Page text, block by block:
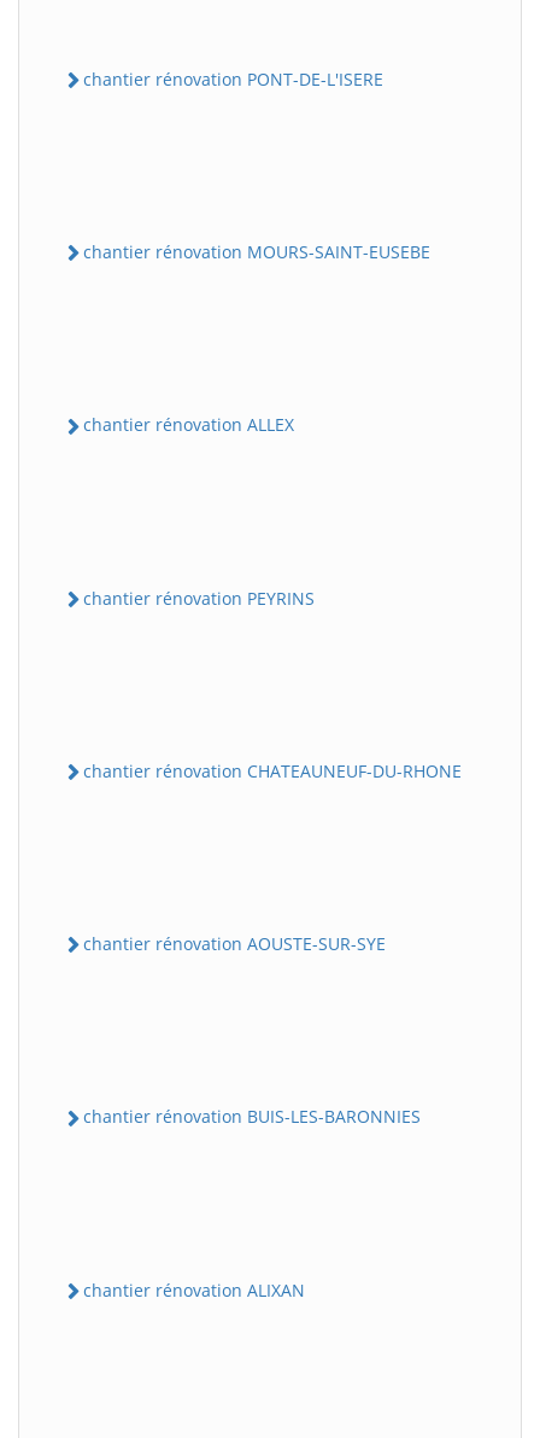
chantier rénovation PONT-DE-L'ISERE
chantier rénovation MOURS-SAINT-EUSEBE
chantier rénovation ALLEX
chantier rénovation PEYRINS
chantier rénovation CHATEAUNEUF-DU-RHONE
chantier rénovation AOUSTE-SUR-SYE
chantier rénovation BUIS-LES-BARONNIES
chantier rénovation ALIXAN